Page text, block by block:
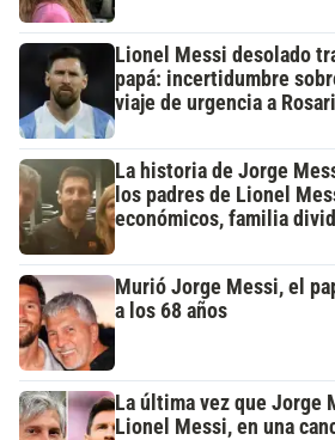
Lionel Messi desolado
papá: incertidumbre
viaje de urgencia a
La historia de Jorge
los padres de Lionel
económicos, familia
Murió Jorge Messi, el
a los 68 años
La última vez que Jorge
Lionel Messi, en una